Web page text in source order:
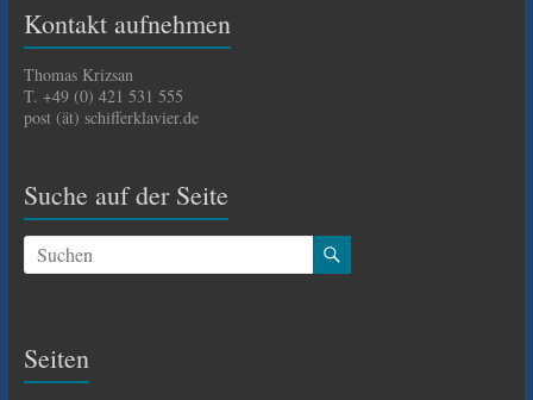
Kontakt aufnehmen
Thomas Krizsan
T. +49 (0) 421 531 555
post (ät) schifferklavier.de
Suche auf der Seite
Seiten